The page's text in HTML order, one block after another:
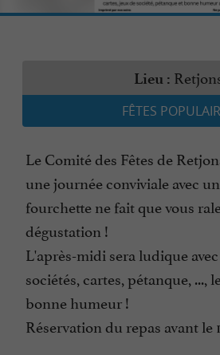
Lieu :
FÊTES
Le Comité des Fêtes de
une journée conviviale avec
fourchette ne fait que vous
dégustation !
L'après-midi sera ludique
sociétés, cartes, pétanque, ...,
bonne humeur !
Réservation du repas avant le